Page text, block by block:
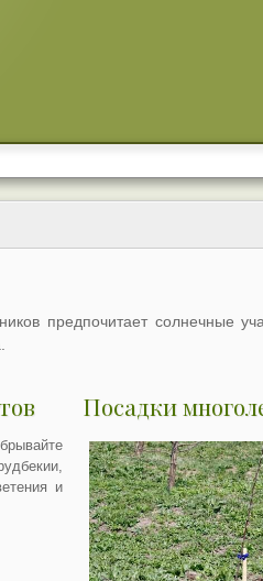
предпочитает солнечные
и
Посадки